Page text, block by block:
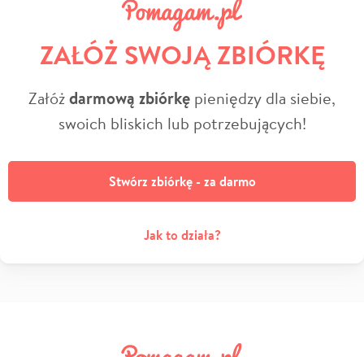
ZAŁÓŻ SWOJĄ ZBIÓRKĘ
Załóżdarmową zbiórkę pieniędzy dla siebie,
swoich bliskich lub potrzebujących!
Stwórz zbiórkę - za darmo
Jak to działa?